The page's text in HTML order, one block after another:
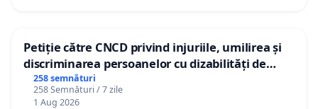
Petiție către CNCD privind injuriile, umilirea și
discriminarea persoanelor cu dizabilități de
către utilizatorul TikTok „Gorici”
258 semnături
258 Semnături / 7 zile
1 Aug 2026